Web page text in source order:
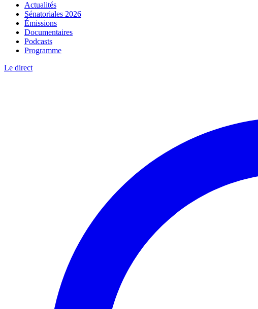
Actualités
Sénatoriales 2026
Émissions
Documentaires
Podcasts
Programme
Le direct